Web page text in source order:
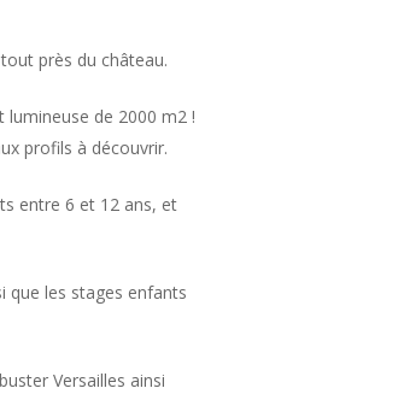
près du château.
lumineuse de 2000 m2 !
profils à découvrir.
entre 6 et 12 ans, et
que les stages enfants
Versailles ainsi